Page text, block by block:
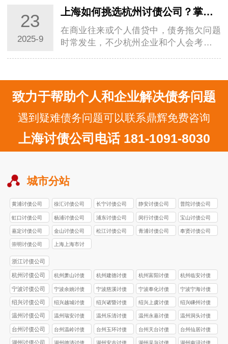
范》后…
23
2025-9
上海如何挑选杭州讨债公司？掌握这 5 点，合法高效解决债务问题
在商业往来或个人借贷中，债务拖欠问题
时常发生，不少杭州企业和个人会考虑委
致力于帮助个人和企业解决债务问题
遇到疑难债务问题可以联系鼎辉免费咨询
上海讨债公司电话 181-1091-8030
城市分站
黄浦讨债公司 徐汇讨债公司 长宁讨债公司 静安讨债公司 普陀讨债公司
虹口讨债公司 杨浦讨债公司 浦东讨债公司 闵行讨债公司 宝山讨债公司
嘉定讨债公司 金山讨债公司 松江讨债公司 青浦讨债公司 奉贤讨债公司
崇明讨债公司
上海上海市讨
浙江讨债公司
杭州讨债公司
杭州萧山讨债
公司
杭州建德讨债
公司
杭州富阳讨债
公司
杭州临安讨债
公司
宁波讨债公司
宁波余姚讨债
公司
宁波慈溪讨债
公司
宁波奉化讨债
公司
宁波宁海讨债
公司
绍兴讨债公司
绍兴越城讨债
公司
绍兴诸暨讨债
公司
绍兴上虞讨债
公司
绍兴嵊州讨债
公司
温州讨债公司
温州瑞安讨债
公司
温州乐清讨债
公司
温州永嘉讨债
公司
温州洞头讨债
公司
台州讨债公司
台州温岭讨债
公司
台州玉环讨债
公司
台州天台讨债
公司
台州仙居讨债
公司
湖州讨债公司
湖州德清讨债
湖州安吉讨债
湖州吴兴讨债
湖州南浔讨债